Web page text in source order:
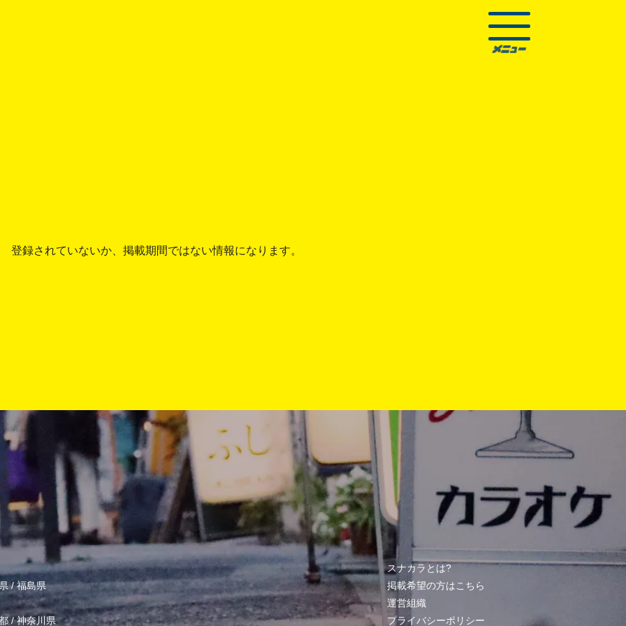
登録されていないか、掲載期間ではない情報になります。
/福島県
/神奈川県
スナカラとは?
掲載希望の方はこちら
運営組織
プライバシーポリシー